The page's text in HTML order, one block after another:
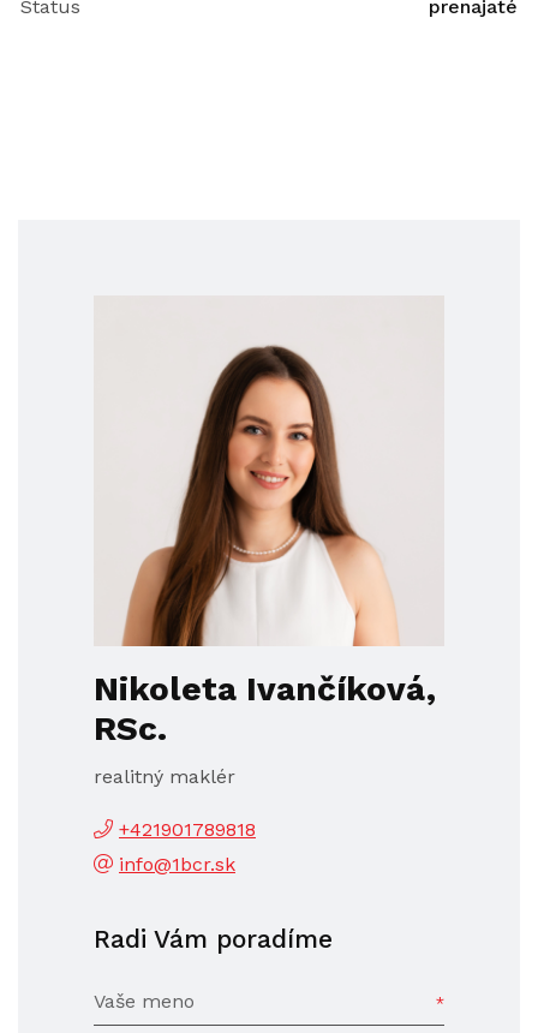
Status prenajaté
Nikoleta Ivančíková,
RSc.
realitný maklér
+421901789818
info@1bcr.sk
Radi Vám poradíme
Vaše meno